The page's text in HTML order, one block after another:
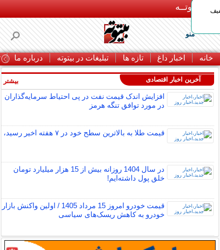
بـیتوتــه
منو
خانه اخبار داغ تازه ها تبلیغات در بیتوته درباره ما
50% تخفیف
آخرین اخبار اقتصادی
افزایش اندک قیمت نفت در پی احتیاط سرمایه‌گذاران
در مورد توافق تنگه هرمز
قیمت طلا به بالاترین سطح خود در ۷ هفته اخیر رسید،
در سال 1404 روزانه بیش از 15 هزار میلیارد تومان
خلق پول داشته‌ایم!
قیمت خودرو امروز 15 مرداد 1405 / اولین واکنش بازار
خودرو به کاهش ریسک‌های سیاسی
بیشتر